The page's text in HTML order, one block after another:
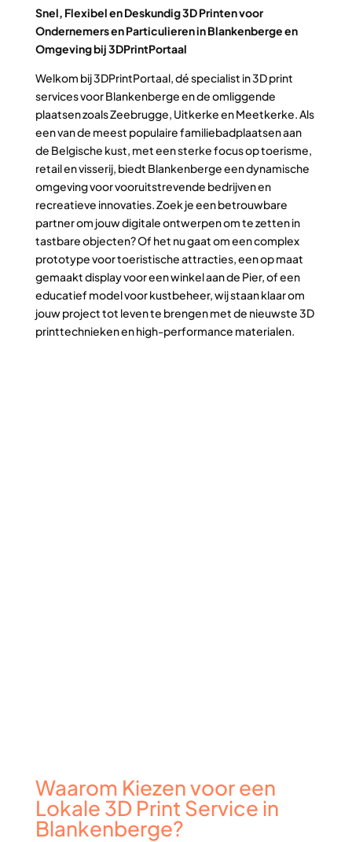
Snel, Flexibel en Deskundig 3D Printen voor
Ondernemers en Particulieren in Blankenberge en
Omgeving bij 3DPrintPortaal
Welkom bij 3DPrintPortaal, dé specialist in 3D print
services voor Blankenberge en de omliggende
plaatsen zoals Zeebrugge, Uitkerke en Meetkerke. Als
een van de meest populaire familiebadplaatsen aan
de Belgische kust, met een sterke focus op toerisme,
retail en visserij, biedt Blankenberge een dynamische
omgeving voor vooruitstrevende bedrijven en
recreatieve innovaties. Zoek je een betrouwbare
partner om jouw digitale ontwerpen om te zetten in
tastbare objecten? Of het nu gaat om een complex
prototype voor toeristische attracties, een op maat
gemaakt display voor een winkel aan de Pier, of een
educatief model voor kustbeheer, wij staan klaar om
jouw project tot leven te brengen met de nieuwste 3D
printtechnieken en high-performance materialen.
Waarom Kiezen voor een
Lokale 3D Print Service in
Blankenberge?